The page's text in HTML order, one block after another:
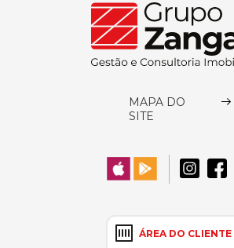
MAPA DO
SITE
ÁREA DO CLIENTE